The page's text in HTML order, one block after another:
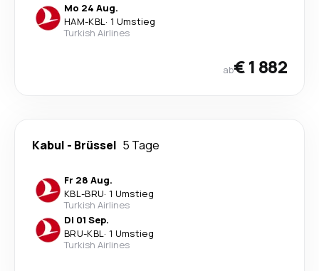
Mo 24 Aug.
HAM-KBL· 1 Umstieg
Turkish Airlines
ab€ 1 882
Kabul - Brüssel 5 Tage
Fr 28 Aug.
KBL-BRU· 1 Umstieg
Turkish Airlines
Di 01 Sep.
BRU-KBL· 1 Umstieg
Turkish Airlines